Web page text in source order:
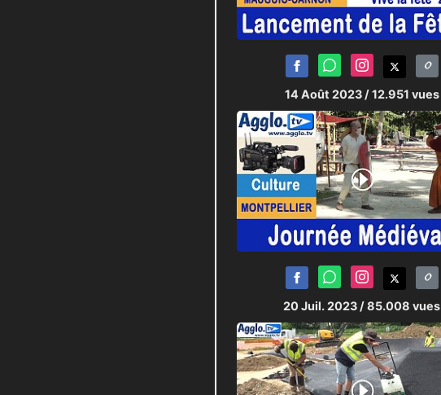
14 Août 2023 / 12.951 vues
20 Juil. 2023 / 85.008 vues